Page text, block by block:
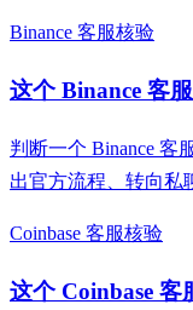
Binance 客服核验
这个 Binance 客
判断一个 Binance 客
出官方流程、转向私
Coinbase 客服核验
这个 Coinbase 客